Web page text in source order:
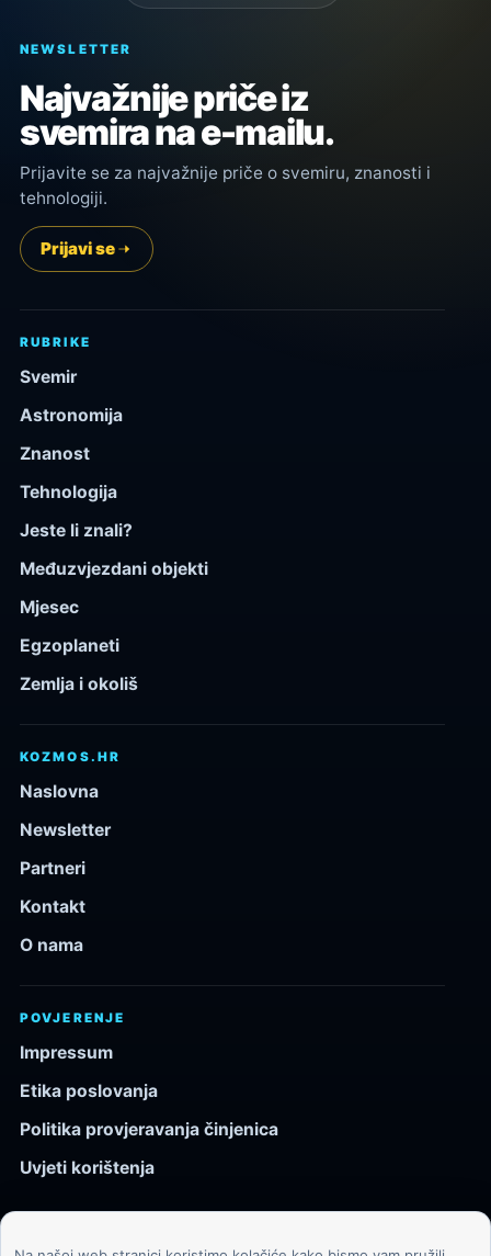
NEWSLETTER
Najvažnije priče iz
svemira na e-mailu.
Prijavite se za najvažnije priče o svemiru, znanosti i
tehnologiji.
Prijavi se
RUBRIKE
Svemir
Astronomija
Znanost
Tehnologija
Jeste li znali?
Međuzvjezdani objekti
Mjesec
Egzoplaneti
Zemlja i okoliš
KOZMOS.HR
Naslovna
Newsletter
Partneri
Kontakt
O nama
POVJERENJE
Impressum
Etika poslovanja
Politika provjeravanja činjenica
Uvjeti korištenja